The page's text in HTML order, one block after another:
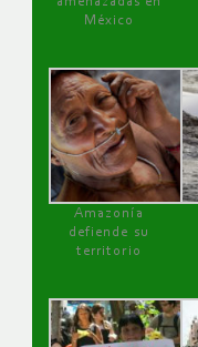
México
Amazonía
defiende su
territorio